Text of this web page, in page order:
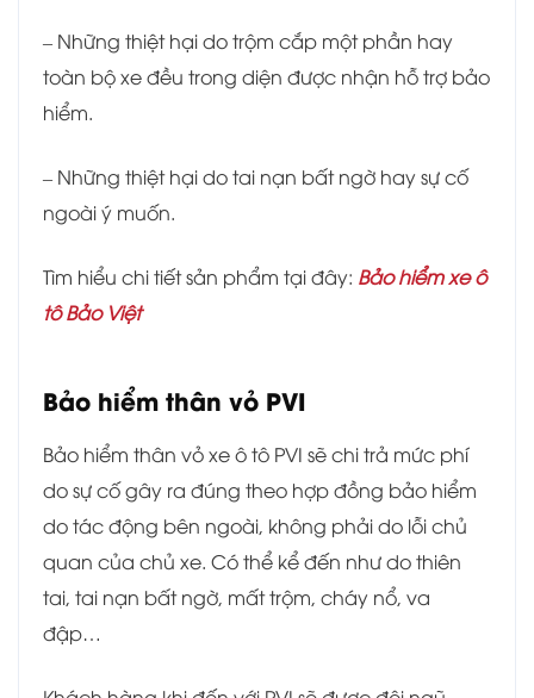
– Những thiệt hại do trộm cắp một phần hay
toàn bộ xe đều trong diện được nhận hỗ trợ bảo
hiểm.
– Những thiệt hại do tai nạn bất ngờ hay sự cố
ngoài ý muốn.
Tìm hiểu chi tiết sản phẩm tại đây: Bảo hiểm xe ô
tô Bảo Việt
Bảo hiểm thân vỏ PVI
Bảo hiểm thân vỏ xe ô tô PVI sẽ chi trả mức phí
do sự cố gây ra đúng theo hợp đồng bảo hiểm
do tác động bên ngoài, không phải do lỗi chủ
quan của chủ xe. Có thể kể đến như do thiên
tai, tai nạn bất ngờ, mất trộm, cháy nổ, va
đập…